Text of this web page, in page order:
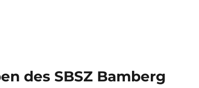
des SBSZ Bamberg